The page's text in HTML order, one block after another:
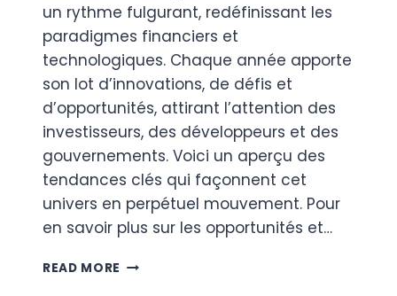
un rythme fulgurant, redéfinissant les
paradigmes financiers et
technologiques. Chaque année apporte
son lot d’innovations, de défis et
d’opportunités, attirant l’attention des
investisseurs, des développeurs et des
gouvernements. Voici un aperçu des
tendances clés qui façonnent cet
univers en perpétuel mouvement. Pour
en savoir plus sur les opportunités et…
READ MORE LES